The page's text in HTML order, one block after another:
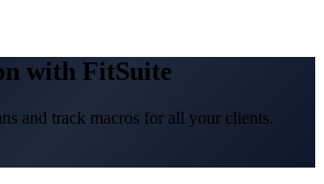
with FitSuite
and track macros for all your clients.